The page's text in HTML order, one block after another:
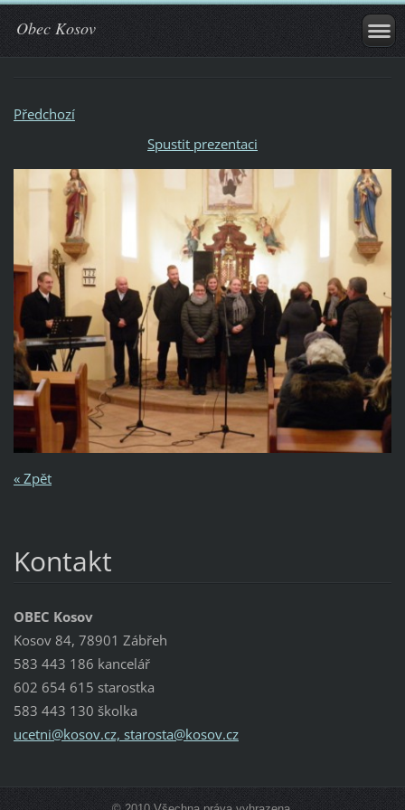
Obec Kosov
Předchozí
Spustit prezentaci
« Zpět
Kontakt
OBEC Kosov
Kosov 84, 78901 Zábřeh
583 443 186 kancelář
602 654 615 starostka
583 443 130 školka
ucetni@kosov.cz, starosta@kosov.cz